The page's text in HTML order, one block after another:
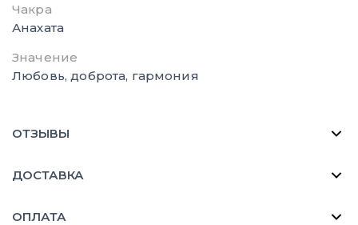
Чакра
Анахата
Значение
Любовь, доброта, гармония
ОТЗЫВЫ
ДОСТАВКА
ОПЛАТА